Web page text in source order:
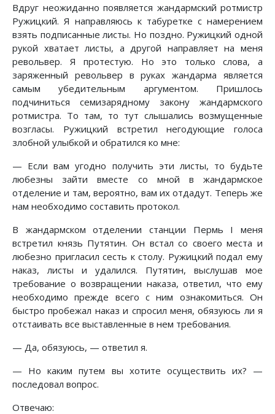
Вдруг неожиданно появляется жандармский ротмистр
Ружицкий. Я направляюсь к табуретке с намерением
взять подписанные листы. Но поздно. Ружицкий одной
рукой хватает листы, а другой направляет на меня
револьвер. Я протестую. Но это только слова, а
заряженный револьвер в руках жандарма является
самым убедительным аргументом. Пришлось
подчиниться семизарядному закону жандармского
ротмистра. То там, то тут слышались возмущенные
возгласы. Ружицкий встретил негодующие голоса
злобной улыбкой и обратился ко мне:
— Если вам угодно получить эти листы, то будьте
любезны зайти вместе со мной в жандармское
отделение и там, вероятно, вам их отдадут. Теперь же
нам необходимо составить протокол.
В жандармском отделении станции Пермь I меня
встретил князь Путятин. Он встал со своего места и
любезно пригласил сесть к столу. Ружицкий подал ему
наказ, листы и удалился. Путятин, выслушав мое
требование о возвращении наказа, ответил, что ему
необходимо прежде всего с ним ознакомиться. Он
быстро пробежал наказ и спросил меня, обязуюсь ли я
отстаивать все выставленные в нем требования.
— Да, обязуюсь, — ответил я.
— Но каким путем вы хотите осуществить их? —
последовал вопрос.
Отвечаю: